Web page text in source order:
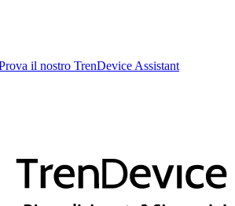
il nostro TrenDevice Assistant